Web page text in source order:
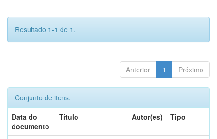
Resultado 1-1 de 1.
Anterior 1 Próximo
Conjunto de itens:
Data do
documento
Título Autor(es) Tipo